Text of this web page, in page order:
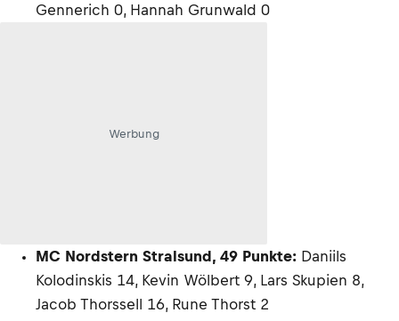
Gennerich 0, Hannah Grunwald 0
Werbung
MC Nordstern Stralsund, 49 Punkte: Daniils
Kolodinskis 14, Kevin Wölbert 9, Lars Skupien 8,
Jacob Thorssell 16, Rune Thorst 2